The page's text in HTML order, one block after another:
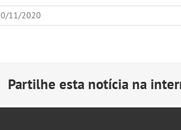
11/2020
Partilhe esta notícia na